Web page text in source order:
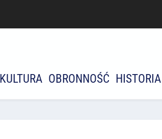
KULTURA OBRONNOŚĆ HISTORIA